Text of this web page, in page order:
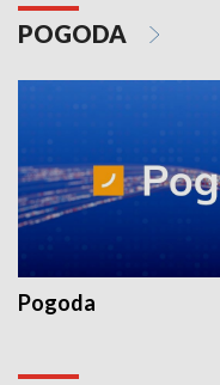
POGODA
Pogoda